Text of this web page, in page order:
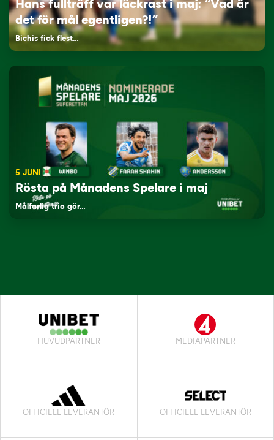
Hans fullträff var läckrast i maj: “Vad är
det för mål egentligen?!”
Bichis fick flest…
5 JUNI
Rösta på Månadens Spelare i maj
Målfarlig trio gör…
HUVUDPARTNER MEDIAPARTNER
OFFICIELL LEVERANTÖR OFFICIELL LEVERANTÖR